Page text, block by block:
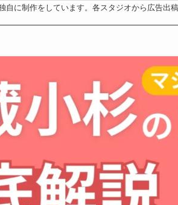
自に制作をしています。各スタジオから広告